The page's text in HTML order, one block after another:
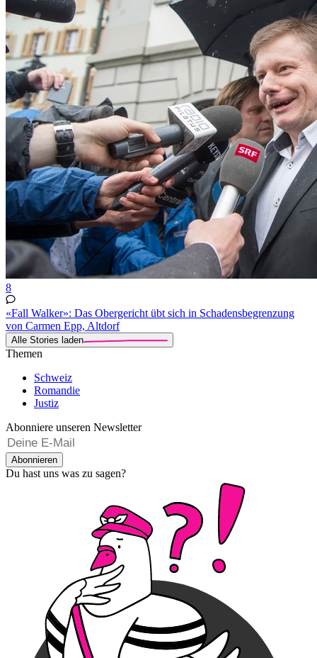
8
«Fall Walker»: Das Obergericht übt sich in Schadensbegrenzung
von Carmen Epp, Altdorf
Alle Stories laden
Themen
Schweiz
Romandie
Justiz
Abonniere unseren Newsletter
Abonnieren
Du hast uns was zu sagen?